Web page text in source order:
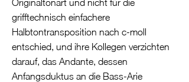
Originaltonart und nicht für die
grifftechnisch einfachere
Halbtontransposition nach c-moll
entschied, und ihre Kollegen verzichten
darauf, das Andante, dessen
Anfangsduktus an die Bass-Arie